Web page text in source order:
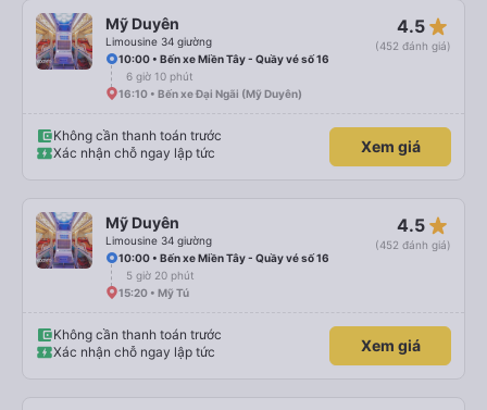
Mỹ Duyên
Limousine 34 giường
4.5 star_rate
(452 đánh giá)
10:00 • Bến xe Miền Tây - Quầy vé số 16
6 giờ 10 phút
16:10 • Bến xe Đại Ngãi (Mỹ Duyên)
Không cần thanh toán trước
Xác nhận chỗ ngay lập tức
Xem giá
Mỹ Duyên
Limousine 34 giường
4.5 star_rate
(452 đánh giá)
10:00 • Bến xe Miền Tây - Quầy vé số 16
5 giờ 20 phút
15:20 • Mỹ Tú
Không cần thanh toán trước
Xác nhận chỗ ngay lập tức
Xem giá